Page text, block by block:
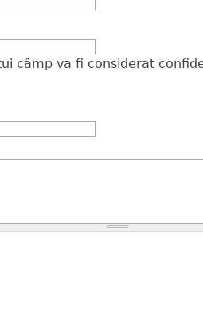
câmp va fi considerat